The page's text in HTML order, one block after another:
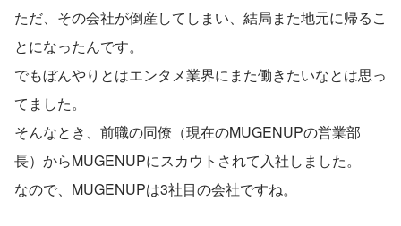
ただ、その会社が倒産してしまい、結局また地元に帰るこ
とになったんです。
でもぼんやりとはエンタメ業界にまた働きたいなとは思っ
てました。
そんなとき、前職の同僚（現在のMUGENUPの営業部
長）からMUGENUPにスカウトされて入社しました。
なので、MUGENUPは3社目の会社ですね。